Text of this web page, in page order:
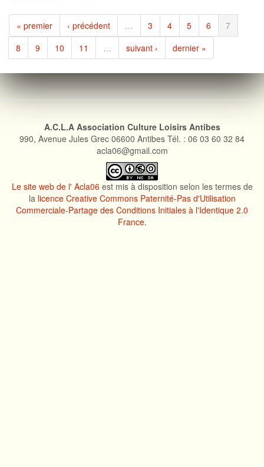
« premier ‹ précédent … 3 4 5 6
7
8
9 10 11 … suivant › dernier »
A.C.L.A Association Culture Loisirs Antibes
990, Avenue Jules Grec 06600 Antibes Tél. : 06 03 60 32 84
acla06@gmail.com
Le site web de l' Acla06 est mis à disposition selon les termes de
la licence Creative Commons Paternité-Pas d'Utilisation
Commerciale-Partage des Conditions Initiales à l'Identique 2.0
France.